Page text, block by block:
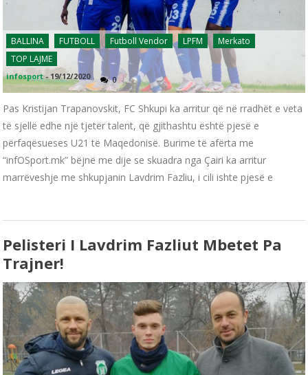
BALLINA FUTBOLL Futboll Vendor LPFM
Merkato
TOP LAJME
infosport - 19/12/2020 0
Pas Kristijan Trapanovskit, FC Shkupi ka arritur që në rradhët e veta
të sjellë edhe një tjetër talent, që gjithashtu është pjesë e
përfaqësueses U21 të Maqedonisë. Burime të afërta me
“infOSport.mk” bëjnë me dije se skuadra nga Çairi ka arritur
marrëveshje me shkupjanin Lavdrim Fazliu, i cili ishte pjesë e
Pelisteri I Lavdrim Fazliut Mbetet Pa
Trajner!